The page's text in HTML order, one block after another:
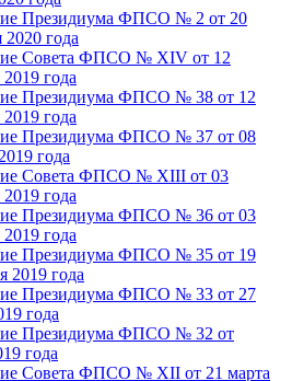
Президиума ФПСО № 2 от 20
2020 года
Совета ФПСО № XIV от 12
2019 года
Президиума ФПСО № 38 от 12
2019 года
Президиума ФПСО № 37 от 08
года
Совета ФПСО № XIII от 03
2019 года
Президиума ФПСО № 36 от 03
2019 года
Президиума ФПСО № 35 от 19
2019 года
Президиума ФПСО № 33 от 27
года
Президиума ФПСО № 32 от
года
Совета ФПСО № XII от 21 марта